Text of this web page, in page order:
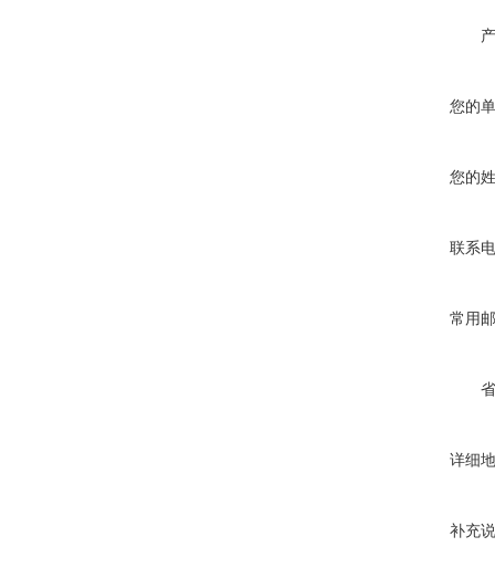
您的
您的
联系
常用
详细
补充